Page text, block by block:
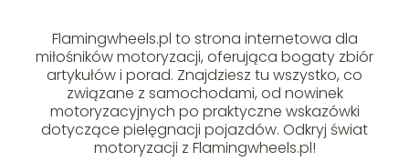
Flamingwheels.pl to strona internetowa dla
miłośników motoryzacji, oferująca bogaty zbiór
artykułów i porad. Znajdziesz tu wszystko, co
związane z samochodami, od nowinek
motoryzacyjnych po praktyczne wskazówki
dotyczące pielęgnacji pojazdów. Odkryj świat
motoryzacji z Flamingwheels.pl!